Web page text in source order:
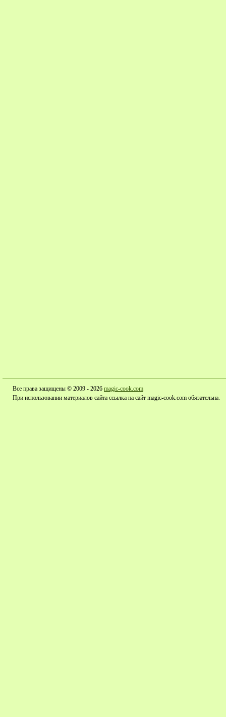
Все права защищены © 2009 - 2026 magic-cook.com
При использовании материалов сайта ссылка на сайт magic-cook.com обязательна.